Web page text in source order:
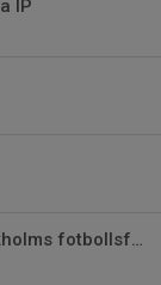
IP
Vi har skickat in motioner till Stockholms fotbollsförbunds årsmöte